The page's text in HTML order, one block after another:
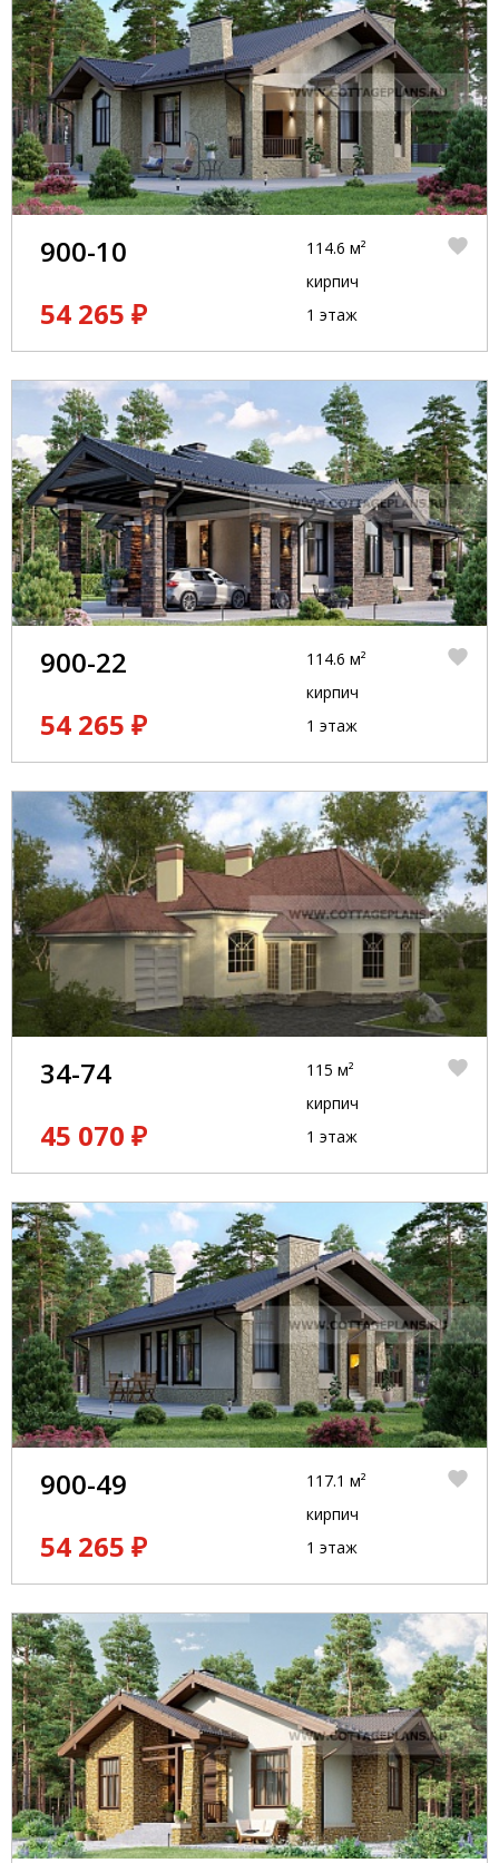
900-10
54 265 ₽
114.6 м²
кирпич
1 этаж
900-22
54 265 ₽
114.6 м²
кирпич
1 этаж
34-74
45 070 ₽
115 м²
кирпич
1 этаж
900-49
54 265 ₽
117.1 м²
кирпич
1 этаж